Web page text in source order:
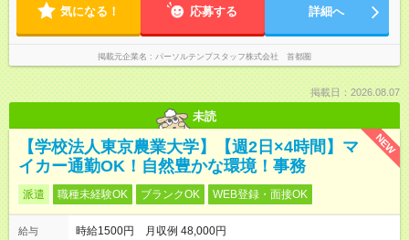
気になる！ 応募する 詳細へ
掲載元企業名 パーソルテンプスタッフ株式会社 首都圏
掲載日：2026.08.07
未読
NEW
【学校法人東京農業大学】【週2日×4時間】マ
イカー通勤OK！自然豊かな環境！事務
派遣 職種未経験OK ブランクOK WEB登録・面接OK
給与
時給1500円 月収例 48,000円